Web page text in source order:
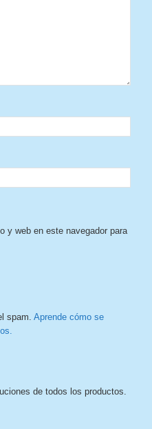
y web en este navegador para
spam. Aprende cómo se
de todos los productos.